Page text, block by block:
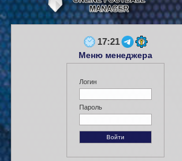
17:21
Меню менеджера
Логин
Пароль